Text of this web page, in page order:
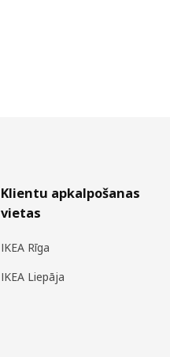
Klientu apkalpošanas
vietas
IKEA Rīga
IKEA Liepāja